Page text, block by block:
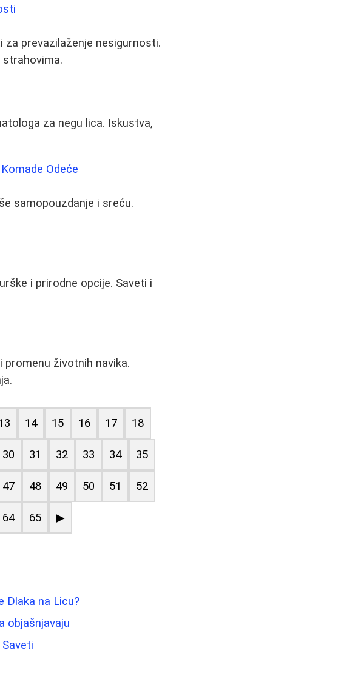
za prevazilaženje nesigurnosti.
za negu lica. Iskustva,
Odeće
samopouzdanje i sreću.
i prirodne opcije. Saveti i
životnih navika.
14 15 16 17 18
30 31 32 33 34 35
47 48 49 50 51 52
64 65 ▶
Dlaka na Licu?
objašnjavaju